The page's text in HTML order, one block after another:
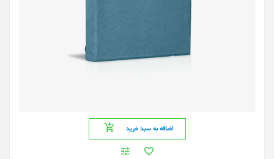
اضافه به سبد خرید